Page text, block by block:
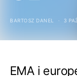
BARTOSZ DANEL 3
EMA i